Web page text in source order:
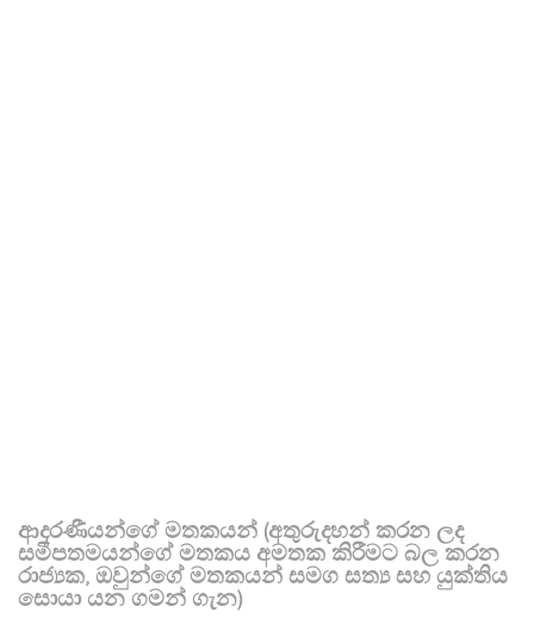
ආදරණීයන්ගේ මතකයන් (අතුරුදහන් කරන ලද
සමීපතමයන්ගේ මතකය අමතක කිරීමට බල කරන
රාජ්‍යක, ඔවුන්ගේ මතකයන් සමග සත්‍ය සහ යුක්තිය
සොයා යන ගමන් ගැන)